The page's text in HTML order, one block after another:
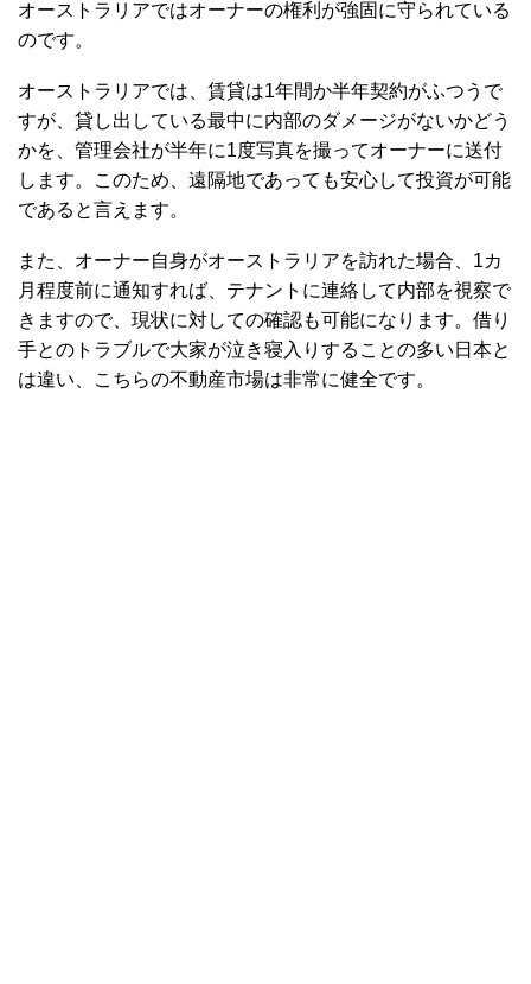
オーストラリアではオーナーの権利が強固に守られている
のです。
オーストラリアでは、賃貸は1年間か半年契約がふつうで
すが、貸し出している最中に内部のダメージがないかどう
かを、管理会社が半年に1度写真を撮ってオーナーに送付
します。このため、遠隔地であっても安心して投資が可能
であると言えます。
また、オーナー自身がオーストラリアを訪れた場合、1カ
月程度前に通知すれば、テナントに連絡して内部を視察で
きますので、現状に対しての確認も可能になります。借り
手とのトラブルで大家が泣き寝入りすることの多い日本と
は違い、こちらの不動産市場は非常に健全です。